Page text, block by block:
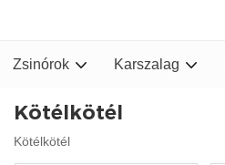
Zsinórok Karszalag
Kötélkötél
Kötélkötél